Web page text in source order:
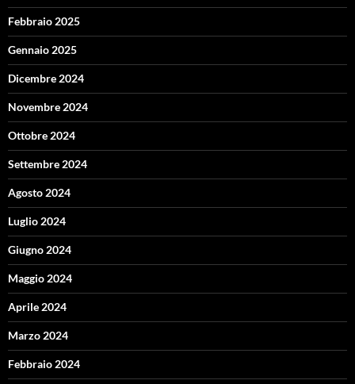
Febbraio 2025
Gennaio 2025
Dicembre 2024
Novembre 2024
Ottobre 2024
Settembre 2024
Agosto 2024
Luglio 2024
Giugno 2024
Maggio 2024
Aprile 2024
Marzo 2024
Febbraio 2024